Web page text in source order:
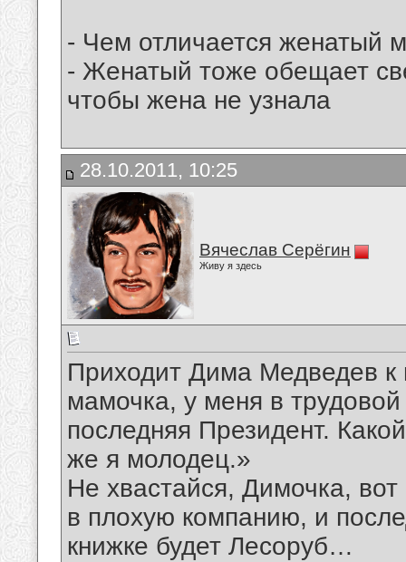
- Чем отличается женатый
- Женатый тоже обещает
чтобы жена не узнала
28.10.2011, 10:25
Вячеслав Серёгин
Живу я здесь
Приходит Дима Медведев к
мамочка, у меня в
последняя Президент. Какой
же я молодец.»
Не хвастайся, Димочка,
в плохую компанию, и
книжке будет Лесоруб…